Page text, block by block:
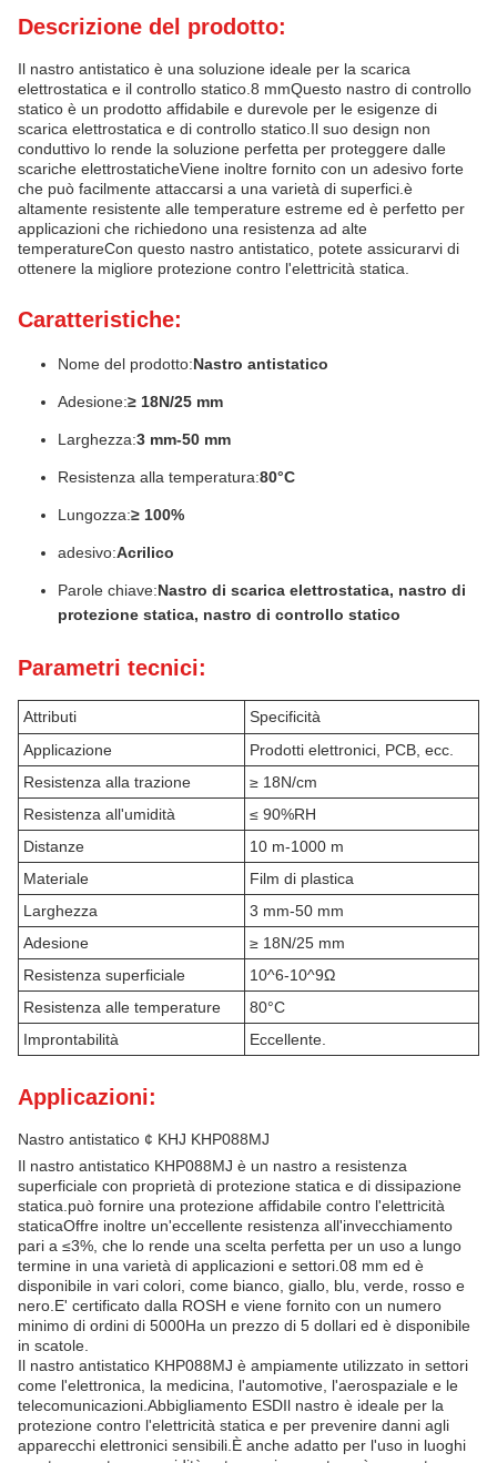
Descrizione del prodotto:
Il nastro antistatico è una soluzione ideale per la scarica
elettrostatica e il controllo statico.8 mmQuesto nastro di controllo
statico è un prodotto affidabile e durevole per le esigenze di
scarica elettrostatica e di controllo statico.Il suo design non
conduttivo lo rende la soluzione perfetta per proteggere dalle
scariche elettrostaticheViene inoltre fornito con un adesivo forte
che può facilmente attaccarsi a una varietà di superfici.è
altamente resistente alle temperature estreme ed è perfetto per
applicazioni che richiedono una resistenza ad alte
temperatureCon questo nastro antistatico, potete assicurarvi di
ottenere la migliore protezione contro l'elettricità statica.
Caratteristiche:
Nome del prodotto:Nastro antistatico
Adesione:≥ 18N/25 mm
Larghezza:3 mm-50 mm
Resistenza alla temperatura:80°C
Lungozza:≥ 100%
adesivo:Acrilico
Parole chiave:Nastro di scarica elettrostatica, nastro di
protezione statica, nastro di controllo statico
Parametri tecnici:
Attributi
Specificità
Applicazione
Prodotti elettronici, PCB, ecc.
Resistenza alla trazione
≥ 18N/cm
Resistenza all'umidità
≤ 90%RH
Distanze
10 m-1000 m
Materiale
Film di plastica
Larghezza
3 mm-50 mm
Adesione
≥ 18N/25 mm
Resistenza superficiale
10^6-10^9Ω
Resistenza alle temperature
80°C
Improntabilità
Eccellente.
Applicazioni:
Nastro antistatico ¢ KHJ KHP088MJ
Il nastro antistatico KHP088MJ è un nastro a resistenza
superficiale con proprietà di protezione statica e di dissipazione
statica.può fornire una protezione affidabile contro l'elettricità
staticaOffre inoltre un'eccellente resistenza all'invecchiamento
pari a ≤3%, che lo rende una scelta perfetta per un uso a lungo
termine in una varietà di applicazioni e settori.08 mm ed è
disponibile in vari colori, come bianco, giallo, blu, verde, rosso e
nero.E' certificato dalla ROSH e viene fornito con un numero
minimo di ordini di 5000Ha un prezzo di 5 dollari ed è disponibile
in scatole.
Il nastro antistatico KHP088MJ è ampiamente utilizzato in settori
come l'elettronica, la medicina, l'automotive, l'aerospaziale e le
telecomunicazioni.Abbigliamento ESDIl nastro è ideale per la
protezione contro l'elettricità statica e per prevenire danni agli
apparecchi elettronici sensibili.È anche adatto per l'uso in luoghi